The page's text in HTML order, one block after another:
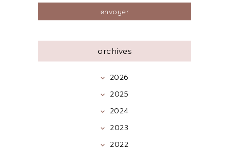
archives
2026
2025
2024
2023
2022